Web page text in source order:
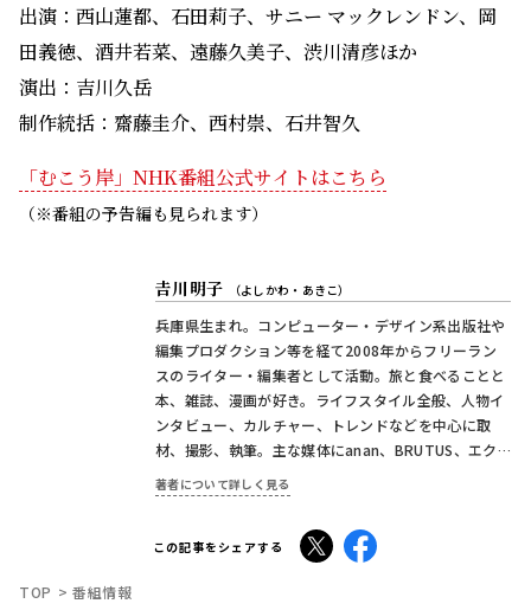
ンタビュー、カルチャー、トレンドなどを中心に取
材、撮影、執筆。主な媒体にanan、BRUTUS、エク
ラ、婦人公論、週刊朝日（休刊）、アサヒカメラ（休
mi-mollet、朝日新聞デジタル「好書好日」「じんぶ
ん堂」など。
この記事をシェアする X Facebook
TOP 番組情報
おすすめ記事
NEW 朝ドラ「ブラッサム」ポスタービジュ
アル公開！ 主人公・珠(石橋静河)が桜を見上
げる印象的な1枚 タイトル映像は奥山大史監
督、語りは三條雅幸アナ 2026年度後期放
送
2026.08.07
連続テレビ小説「ブラッサム」
トピック
NEW 「風、薫る」見上愛「佐野晶哉さんと